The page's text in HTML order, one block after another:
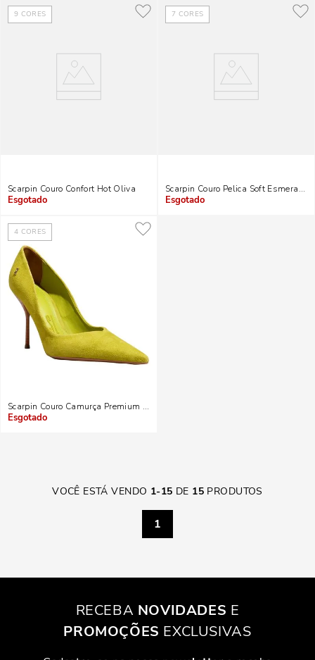
9 CORES
Scarpin Couro Confort Hot Oliva
Indisponível
7 CORES
Scarpin Couro Pelica Soft Esmeralda
Indisponível
4 CORES
Scarpin Couro Camurça Premium Hot Oliva
Indisponível
VOCÊ ESTÁ VENDO 1-15 DE 15 PRODUTOS
1
RECEBA NOVIDADES E
PROMOÇÕES EXCLUSIVAS